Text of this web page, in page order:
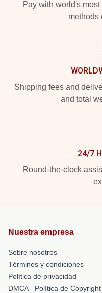
Pay with world's
methods
Shipping fees and
and total
24/7
Round-the-clock
Nuestra empresa
Sobre nosotros
Términos y condiciones
Política de privacidad
DMCA - Política de Copyright